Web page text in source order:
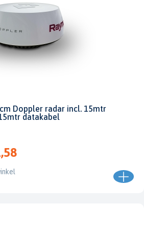
Doppler radar incl. 15mtr
datakabel